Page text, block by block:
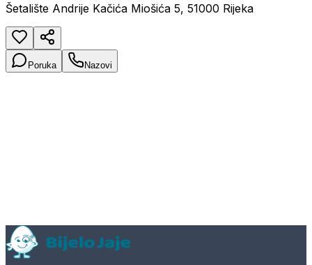
Šetalište Andrije Kačića Miošića 5, 51000 Rijeka
Poruka Nazovi